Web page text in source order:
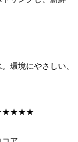
環境にやさしい、